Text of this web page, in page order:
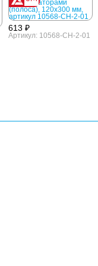
613 ₽
Артикул: 10568-CH-2-01